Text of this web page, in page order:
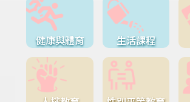
健康與體育 生活課程